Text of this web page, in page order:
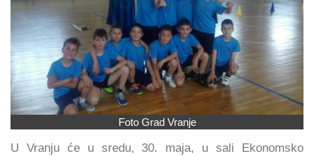
Foto Grad Vranje
U Vranju će u sredu, 30. maja, u sali Ekonomsko